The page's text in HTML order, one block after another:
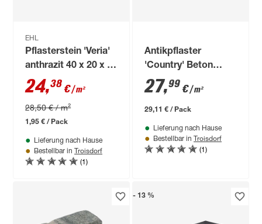
EHL
Pflasterstein 'Veria'
anthrazit 40 x 20 x 8
cm
24,38 €/ m²
28,50 € / m²
1,95 € / Pack
Lieferung nach Hause
Bestellbar in Troisdorf
(1)
Antikpflaster
'Country' Beton
muschelkalkfarben
122 x 83 x 6 cm
27,99 €/ m²
29,11 € / Pack
Lieferung nach Hause
Bestellbar in Troisdorf
(1)
- 13 %